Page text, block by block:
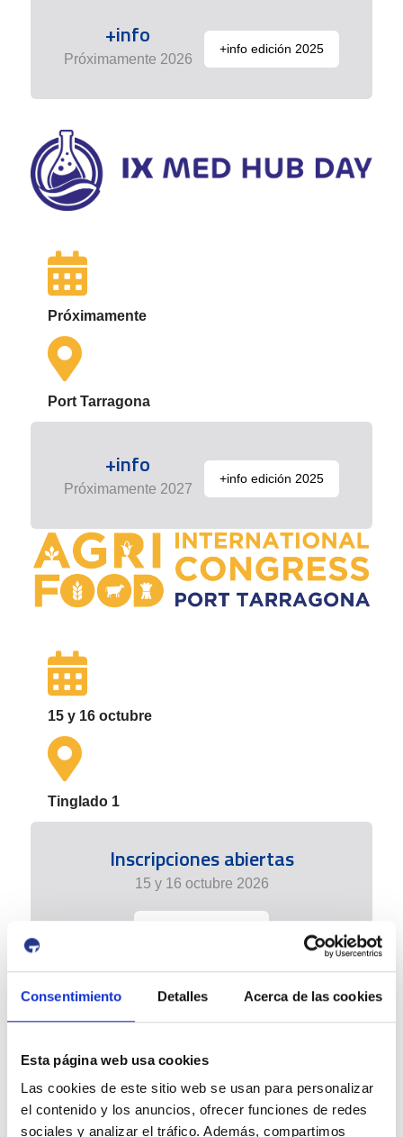
Consentimiento Detalles Acerca de las cookies
Esta página web usa cookies
Las cookies de este sitio web se usan para personalizar
el contenido y los anuncios, ofrecer funciones de redes
sociales y analizar el tráfico. Además, compartimos
+info
Próximamente 2026
+info edición 2025
Próximamente
Port Tarragona
+info
Próximamente 2027
+info edición 2025
15 y 16 octubre
Tinglado 1
Inscripciones abiertas
15 y 16 octubre 2026